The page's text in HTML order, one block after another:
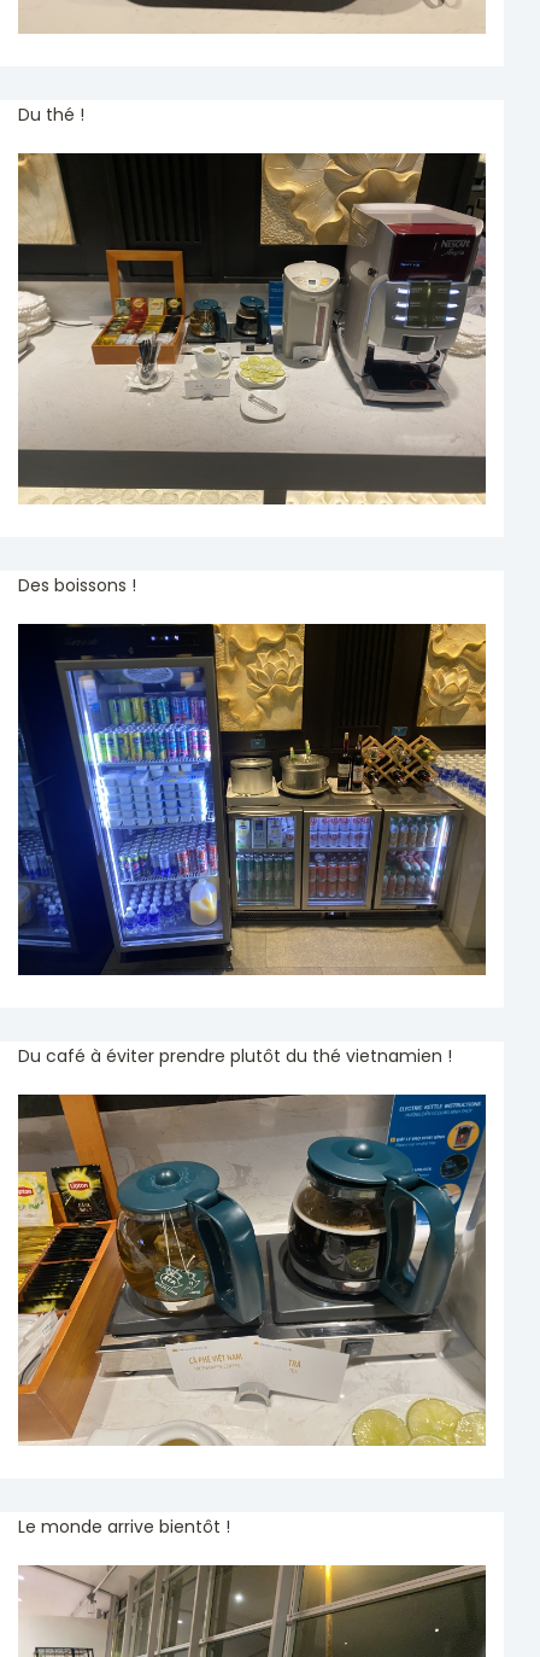
Du thé !
Des boissons !
Du café à éviter prendre plutôt du thé vietnamien !
Le monde arrive bientôt !